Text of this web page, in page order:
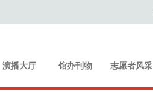
演播大厅 馆办刊物 志愿者风采